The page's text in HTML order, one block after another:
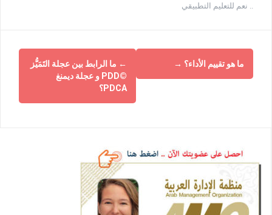
.. نعم للتعليم التطبيقي
← ما الرابط بين عجلة التَمَيُّز
©PDD و عجلة ديمنغ
PDCA؟
ما هو تقييم الأداء؟ →